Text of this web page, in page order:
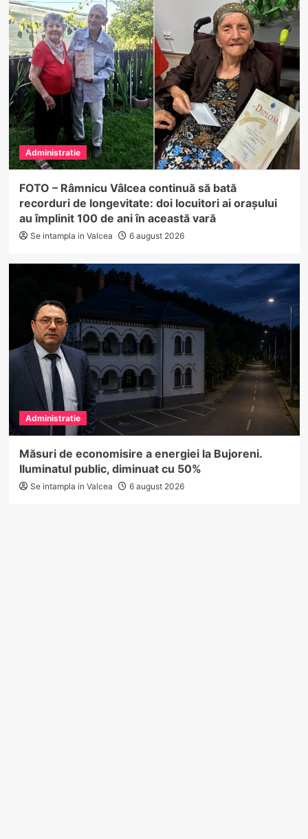
Administratie
FOTO – Râmnicu Vâlcea continuă să bată
recorduri de longevitate: doi locuitori ai orașului
au împlinit 100 de ani în această vară
Se intampla in Valcea 6 august 2026
Administratie
Măsuri de economisire a energiei la Bujoreni.
Iluminatul public, diminuat cu 50%
Se intampla in Valcea 6 august 2026